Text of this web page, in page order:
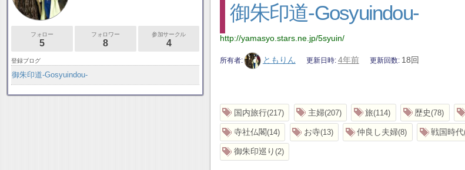
御朱印道-Gosyuindou-
http://yamasyo.stars.ne.jp/5syuin/
所有者 ともりん 更新日時 4年前 更新回数 18回
国内旅行 217 主婦 207 旅 114 歴史 78
寺社仏閣 14 お寺 13 仲良し夫婦 8 戦国時代
御朱印巡り 2
フォロー
5
フォロワー
8
参加サークル
4
登録ブログ
御朱印道-Gosyuindou-